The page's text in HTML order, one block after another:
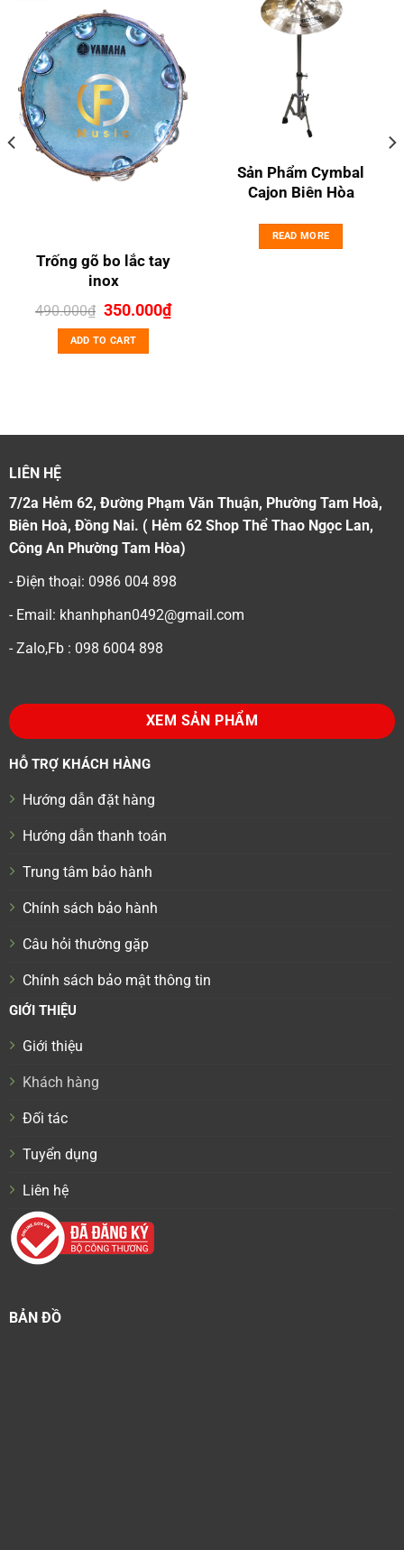
Trống gõ bo lắc tay
inox
490.000₫ Original
price
was:
490.000₫.
350.000₫Current
price
ADD TO CART
Sản Phẩm Cymbal
Cajon Biên Hòa
READ MORE
LIÊN HỆ
7/2a Hẻm 62, Đường Phạm Văn Thuận, Phường Tam Hoà,
Biên Hoà, Đồng Nai. ( Hẻm 62 Shop Thể Thao Ngọc Lan,
Công An Phường Tam Hòa)
- Điện thoại: 0986 004 898
- Email: khanhphan0492@gmail.com
- Zalo,Fb : 098 6004 898
XEM SẢN PHẨM
HỖ TRỢ KHÁCH HÀNG
Hướng dẫn đặt hàng
Hướng dẫn thanh toán
Trung tâm bảo hành
Chính sách bảo hành
Câu hỏi thường gặp
Chính sách bảo mật thông tin
GIỚI THIỆU
Giới thiệu
Khách hàng
Đối tác
Tuyển dụng
Liên hệ
BẢN ĐỒ